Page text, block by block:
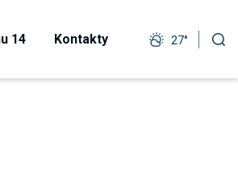
14 Kontakty 27°